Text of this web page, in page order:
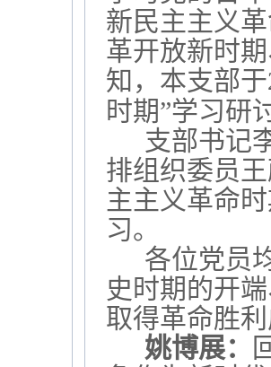
新民主主义
革开放新时
知，本支部于
时期”学习研
支部书记
排组织委员
主主义革命
习。
各位党员
史时期的开
取得革命胜
姚博展：